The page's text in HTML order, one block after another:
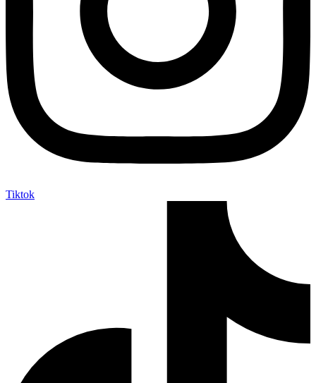
Tiktok